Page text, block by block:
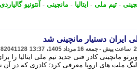
- تیم ملی - ایتالیا - مانچینی - آنتونیو گالیاردی
ایران دستیار مانچینی شد
1405، 13:37 82041128
مانچینی کادر فنی جدید تیم ملی ایتالیا را
ملت های اروپا معرفی کرد؛ کادری که در آن نام